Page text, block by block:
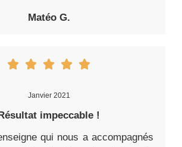
Matéo G.
Janvier 2021
impeccable !
qui nous a accompagnés